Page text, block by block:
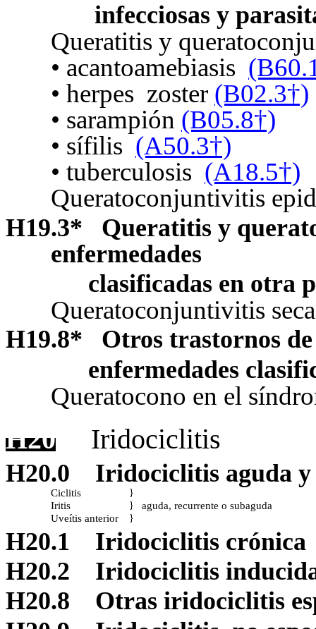
infecciosas y
Queratitis y
• acantoamebiasis
• herpes zoster (B02.3†)
• sarampión (B05.8†)
• sífilis (A50.3†)
• tuberculosis (A18.5†)
Queratoconjuntivitis
H19.3*
Queratitis y
enfermedades
clasificadas en otra
Queratoconjuntivitis
H19.8*
Otros trastornos
enfermedades
Queratocono en el
H20 Iridociclitis
H20.0 Iridociclitis aguda y
Ciclitis }
Iritis }
aguda, recurrente o subaguda
Uveítis anterior
}
H20.1
Iridociclitis crónica
H20.2
Iridociclitis
H20.8
Otras iridociclitis